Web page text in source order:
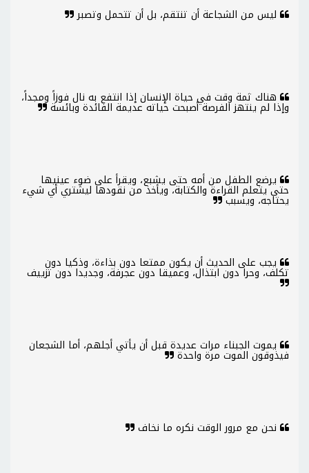
ليس من الشجاعة أن تنتقم، بل أن تتحمل وتصبر
هناك ثمة وقت في حياة الإنسان إذا انتفع به نال فوزاً ومجداً،
وإذا لم ينتهز الفرصة أصبحت حياته عديمة الفائدة وبائسة
يرضع الطفل من أمه حتى يشبع، ويقرأ على ضوء عينيها
حتى يتعلم القراءة والكتابة، ويأخذ من نقودها ليشتري أي شيء
يحتاجه، ويسبب
يجب على الحديث أن يكون ممتعا دون بذاءة، وذكيا دون
تكلف، وحرا دون ابتذال، وعميقا دون عجرفة، وجديدا دون تزييف
يموت الجبناء مرات عديدة قبل أن يأتي أجلهم، أما الشجعان
فيذوقون الموت مرة واحدة
نحن مع مرور الوقت نكره ما نخاف